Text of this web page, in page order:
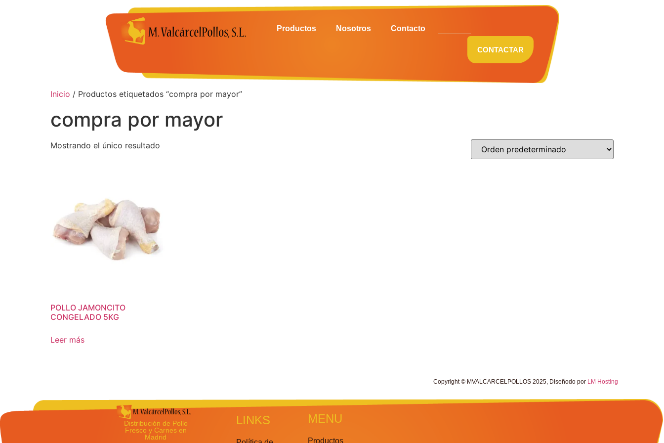
Productos Nosotros Contacto
CONTACTAR
Inicio / Productos etiquetados “compra por mayor”
compra por mayor
Mostrando el único resultado
POLLO JAMONCITO
CONGELADO 5KG
Leer más
Distribución de Pollo
Fresco y Carnes en
Madrid
LINKS MENU
Productos
Copyright © MVALCARCELPOLLOS 2025, Diseñodo por LM Hosting